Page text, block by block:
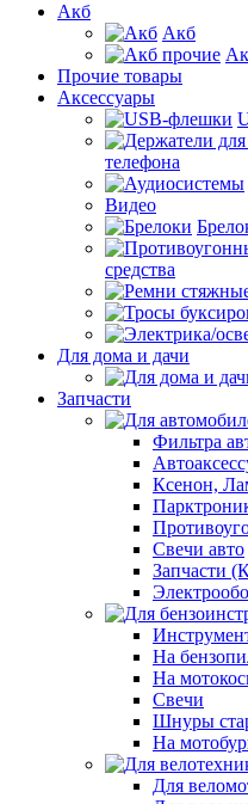
Акб
Акб
Прочие товары
Аксессуары
телефона
Видео
средства
Для дома и дачи
Запчасти
Фильтра
Ксенон,
Свечи авто
Запчасти
На
На
Свечи
Шнуры
На
Для